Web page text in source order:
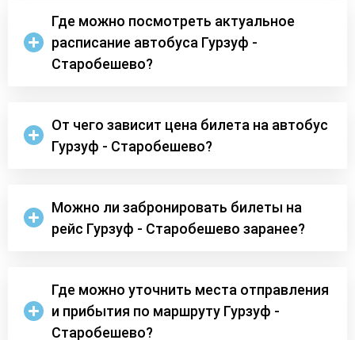
Где можно посмотреть актуальное
расписание автобуса Гурзуф -
Старобешево?
От чего зависит цена билета на автобус
Гурзуф - Старобешево?
Можно ли забронировать билеты на
рейс Гурзуф - Старобешево заранее?
Где можно уточнить места отправления
и прибытия по маршруту Гурзуф -
Старобешево?